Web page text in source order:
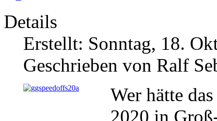
Details
Erstellt: Sonntag, 18.
Geschrieben von Ralf
Wer hätte
2020 in